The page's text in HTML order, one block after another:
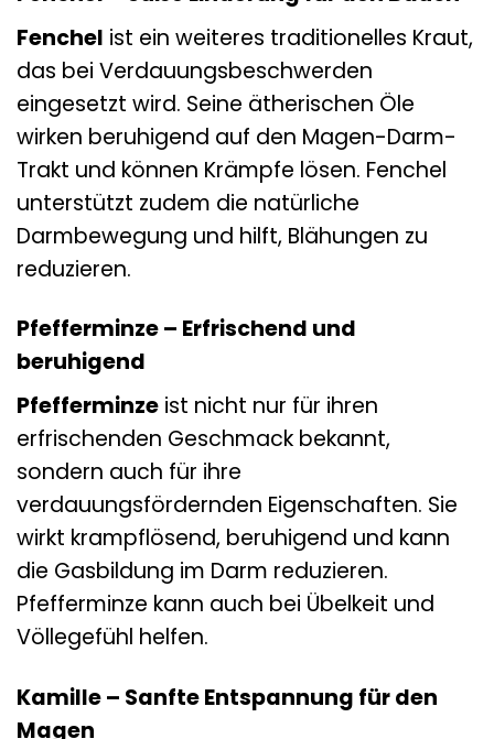
Fenchel ist ein weiteres traditionelles Kraut,
das bei Verdauungsbeschwerden
eingesetzt wird. Seine ätherischen Öle
wirken beruhigend auf den Magen-Darm-
Trakt und können Krämpfe lösen. Fenchel
unterstützt zudem die natürliche
Darmbewegung und hilft, Blähungen zu
reduzieren.
Pfefferminze – Erfrischend und
beruhigend
Pfefferminze ist nicht nur für ihren
erfrischenden Geschmack bekannt,
sondern auch für ihre
verdauungsfördernden Eigenschaften. Sie
wirkt krampflösend, beruhigend und kann
die Gasbildung im Darm reduzieren.
Pfefferminze kann auch bei Übelkeit und
Völlegefühl helfen.
Kamille – Sanfte Entspannung für den
Magen